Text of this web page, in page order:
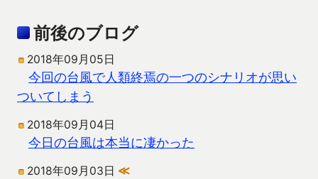
前後のブログ
2018年09月05日
今回の台風で人類終焉の一つのシナリオが思い
ついてしまう
2018年09月04日
今日の台風は本当に凄かった
2018年09月03日 ≪